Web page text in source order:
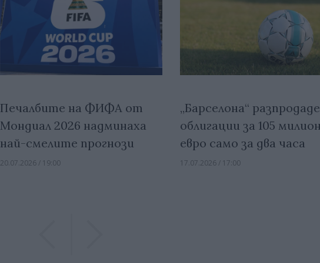
Печалбите на ФИФА от
Мондиал 2026 надминаха
най-смелите прогнози
20.07.2026 / 19:00
„Барселона“ разпродаде
облигации за 105
евро само за два часа
17.07.2026 / 17:00